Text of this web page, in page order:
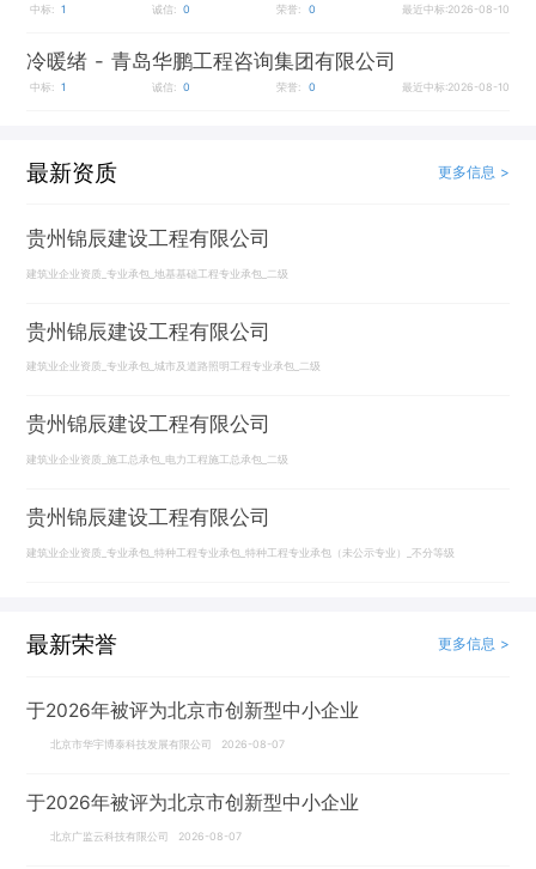
中标: 1 诚信: 0 荣誉: 0 最近中标:2026-08-10
冷暖绪 - 青岛华鹏工程咨询集团有限公司
中标: 1 诚信: 0 荣誉: 0 最近中标:2026-08-10
最新资质 更多信息 >
贵州锦辰建设工程有限公司
建筑业企业资质_专业承包_地基基础工程专业承包_二级
贵州锦辰建设工程有限公司
建筑业企业资质_专业承包_城市及道路照明工程专业承包_二级
贵州锦辰建设工程有限公司
建筑业企业资质_施工总承包_电力工程施工总承包_二级
贵州锦辰建设工程有限公司
建筑业企业资质_专业承包_特种工程专业承包_特种工程专业承包（未公示专业）_不分等级
最新荣誉 更多信息 >
于2026年被评为北京市创新型中小企业
北京市华宇博泰科技发展有限公司 2026-08-07
于2026年被评为北京市创新型中小企业
北京广监云科技有限公司 2026-08-07